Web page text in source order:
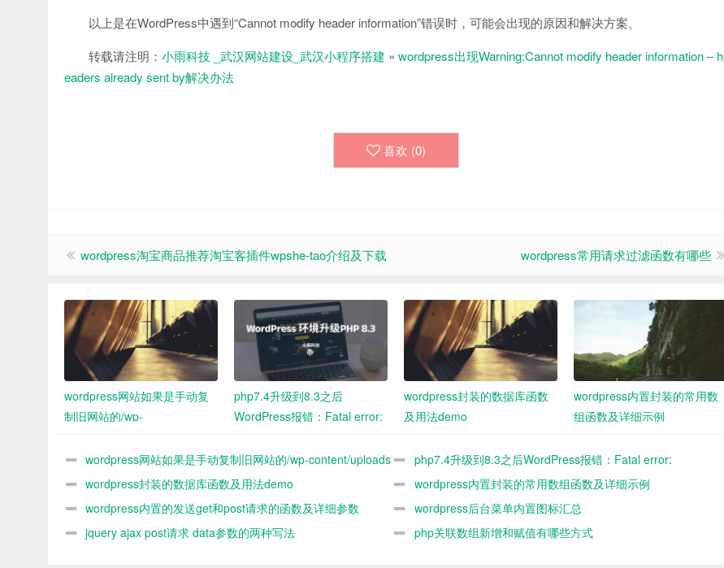
以上是在WordPress中遇到“Cannot modify header information”错误时，可能会出现的原因和解决方案。
转载请注明： 小雨科技 _武汉网站建设_武汉小程序搭建 » wordpress出现Warning:Cannot modify header information – h
eaders already sent by解决办法
喜欢 (0)
wordpress淘宝商品推荐淘宝客插件wpshe-tao介绍及下载 wordpress常用请求过滤函数有哪些
wordpress网站如果是手动复
制旧网站的/wp-
网站 新网站媒体库没办法看到
怎么解决
php7.4升级到8.3之后
WordPress报错：Fatal error:
ArgumentCountError: Too
few arguments to function
决办法
wordpress封装的数据库函数
及用法demo
wordpress内置封装的常用数
组函数及详细示例
wordpress网站如果是手动复制旧网站的/wp-content/uploads
中的图片到新网站 新网站媒体库没办法看到 怎么解决
php7.4升级到8.3之后WordPress报错：Fatal error:
Uncaught ArgumentCountError: Too few arguments to function
WP_Widget::__construct()解决办法
wordpress封装的数据库函数及用法demo
wordpress内置封装的常用数组函数及详细示例
wordpress内置的发送get和post请求的函数及详细参数
demo
wordpress后台菜单内置图标汇总
jquery ajax post请求 data参数的两种写法
php关联数组新增和赋值有哪些方式